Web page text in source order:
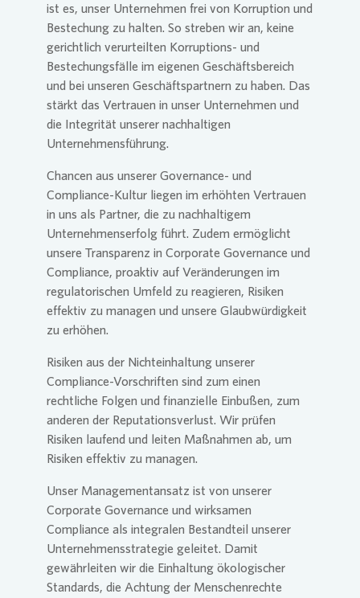
ist es, unser Unternehmen frei von Korruption und
Bestechung zu halten. So streben wir an, keine
gerichtlich verurteilten Korruptions- und
Bestechungsfälle im eigenen Geschäftsbereich
und bei unseren Geschäftspartnern zu haben. Das
stärkt das Vertrauen in unser Unternehmen und
die Integrität unserer nachhaltigen
Unternehmensführung.
Chancen aus unserer Governance- und
Compliance-Kultur liegen im erhöhten Vertrauen
in uns als Partner, die zu nachhaltigem
Unternehmenserfolg führt. Zudem ermöglicht
unsere Transparenz in Corporate Governance und
Compliance, proaktiv auf Veränderungen im
regulatorischen Umfeld zu reagieren, Risiken
effektiv zu managen und unsere Glaubwürdigkeit
zu erhöhen.
Risiken aus der Nichteinhaltung unserer
Compliance-Vorschriften sind zum einen
rechtliche Folgen und finanzielle Einbußen, zum
anderen der Reputationsverlust. Wir prüfen
Risiken laufend und leiten Maßnahmen ab, um
Risiken effektiv zu managen.
Unser Managementansatz ist von unserer
Corporate Governance und wirksamen
Compliance als integralen Bestandteil unserer
Unternehmensstrategie geleitet. Damit
gewährleiten wir die Einhaltung ökologischer
Standards, die Achtung der Menschenrechte